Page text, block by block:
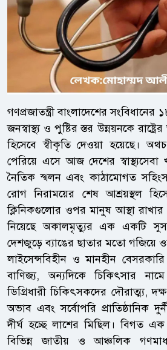
গণপ্রজাতন্ত্রী বাংলাদেশের
জনস্বাস্থ্য ও পুষ্টির স্তর উন্নয়নকে
হিসেবে স্বীকৃতি দেওয়া হয়েছে।
পেরিয়ে এসে আজ দেশের
নৈতিক স্খলন এবং কাঠামোগত
রোগ নিরাময়ের শেষ আশ্রয়স্থল
ক্লিনিকগুলোর ওপর মানুষ আস্থা
নিয়েছে অকালমৃত্যুর এক একটি
দেশজুড়ে ব্যাঙের ছাতার মতো গজিয়ে
লাইসেন্সবিহীন ও মানহীন
বাণিজ্য, অন্যদিকে চিকিৎসার
ডিগ্রিধারী চিকিৎসকদের দৌরাত্ম্য,
অভাব এবং সর্বোপরি প্রাতিষ্ঠানিক
দীর্ঘ হচ্ছে লাশের মিছিল। বিগত
বিভিন্ন জাতীয় ও আঞ্চলিক